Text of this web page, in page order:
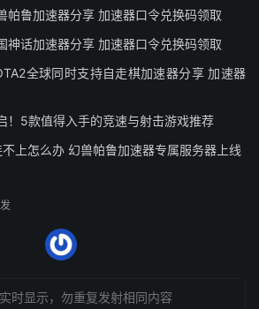
帕鲁加速器分享 加速器口令兑换码领取
神话加速器分享 加速器口令兑换码领取
全球同时支持自走棋加速器分享 加速器
！5款值得入手的竞速与射击游戏推荐
上怎么办 幻兽帕鲁加速器专属服务器上线